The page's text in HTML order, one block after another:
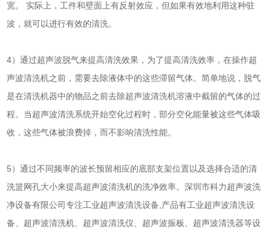
宽。 实际上，工件和壁面上有反射效应，但如果有效地利用这种驻
波，就可以进行有效的清洗。
4）通过超声波脱气来提高清洗效果，为了提高清洗效率，在操作超
声波清洗机之前，需要去除液体中的这些滞留气体。简单地说，脱气
是在清洗机器中的物品之前去除超声波清洗机溶液中截留的气体的过
程。当超声波清洗系统开始空化过程时，部分空化能量被这些气体吸
收，这些气体被浪费掉，而不影响清洗性能。
5）通过不同频率的波长预留相应的底部支架位置以及选择合适的清
洗篮网孔大小来提高超声波清洗机的洗净效率。深圳市科力超声波洗
净设备有限公司专注工业超声波清洗设备 ,产品有工业超声波清洗设
备
超声波清洗机 超声波清洗仪 、超声波振板、 超声波清洗器等设